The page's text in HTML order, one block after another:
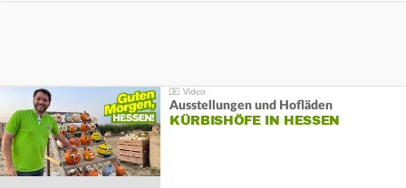
Ausstellungen und Hofläden
KÜRBISHÖFE IN HESSEN